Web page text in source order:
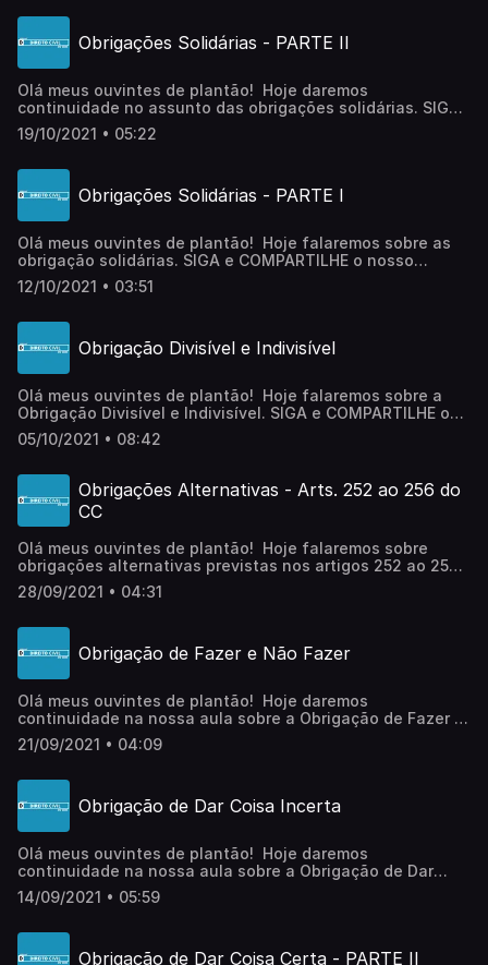
Instagram: @karinasanguanini@direitocivildozero.podcast
abraço e até logo!
Obrigações Solidárias - PARTE II
Olá meus ouvintes de plantão! Hoje daremos
continuidade no assunto das obrigações solidárias. SIGA
e COMPARTILHE o nosso Podcast com os amigos! Teremos
uma aula especial toda semana com temas totalmente do
pelo
Instagram: @karinasanguanini@direitocivildozero.podcast
19/10/2021 • 05:22
Obrigações Solidárias - PARTE I
Olá meus ouvintes de plantão! Hoje falaremos sobre as
obrigação solidárias. SIGA e COMPARTILHE o nosso
Podcast com os amigos! Teremos uma aula especial toda
semana com temas totalmente do zero preparada
Instagram: @karinasanguanini@direitocivildozero.podcast
abraço e até logo!
12/10/2021 • 03:51
Obrigação Divisível e Indivisível
Olá meus ouvintes de plantão! Hoje falaremos sobre a
Obrigação Divisível e Indivisível. SIGA e COMPARTILHE o
nosso Podcast com os amigos! Teremos uma aula especial
toda semana com temas totalmente do zero preparada
Instagram: @karinasanguanini@direitocivildozero.podcast
abraço e até logo!
05/10/2021 • 08:42
Obrigações Alternativas - Arts. 252 ao 256 do
CC
Olá meus ouvintes de plantão! Hoje falaremos sobre
obrigações alternativas previstas nos artigos 252 ao 256
do CC. SIGA e COMPARTILHE o nosso Podcast com os
amigos! Teremos uma aula especial toda semana com
vocês! Fale comigo pelo
Instagram: @karinasanguanini@direitocivildozero.podcast
28/09/2021 • 04:31
Obrigação de Fazer e Não Fazer
Olá meus ouvintes de plantão! Hoje daremos
continuidade na nossa aula sobre a Obrigação de Fazer e
Não Fazer. SIGA e COMPARTILHE o nosso Podcast com os
amigos! Teremos uma aula especial toda semana com
vocês! Fale comigo pelo
Instagram: @karinasanguanini@direitocivildozero.podcast
ZeroDireito Administrativo do ZeroDireito do Trabalho do
ZeroDireito Processual do Trabalho do Zero Direito
Constitucional do Zero Um abraço e até logo!
21/09/2021 • 04:09
Obrigação de Dar Coisa Incerta
Olá meus ouvintes de plantão! Hoje daremos
continuidade na nossa aula sobre a Obrigação de Dar
Coisa Incerta. SIGA e COMPARTILHE o nosso Podcast com
os amigos! Teremos uma aula especial toda semana com
vocês! Fale comigo pelo
Instagram: @karinasanguanini@direitocivildozero.podcast
14/09/2021 • 05:59
Obrigação de Dar Coisa Certa - PARTE II